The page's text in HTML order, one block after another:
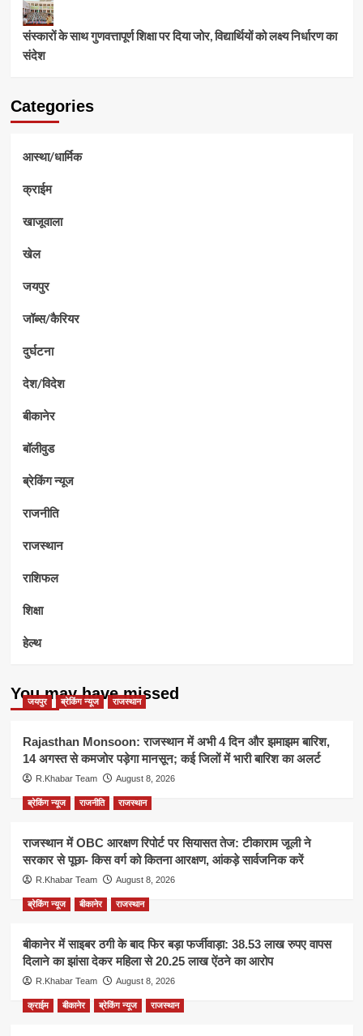
संस्कारों के साथ गुणवत्तापूर्ण शिक्षा पर दिया जोर, विद्यार्थियों को लक्ष्य निर्धारण का
संदेश
Categories
आस्था/धार्मिक
क्राईम
खाजूवाला
खेल
जयपुर
जॉब्स/कैरियर
दुर्घटना
देश/विदेश
बीकानेर
बॉलीवुड
ब्रेकिंग न्यूज
राजनीति
राजस्थान
राशिफल
शिक्षा
हेल्थ
You may have missed
जयपुर ब्रेकिंग न्यूज राजस्थान
Rajasthan Monsoon: राजस्थान में अभी 4 दिन और झमाझम बारिश,
14 अगस्त से कमजोर पड़ेगा मानसून; कई जिलों में भारी बारिश का अलर्ट
R.Khabar Team August 8, 2026
ब्रेकिंग न्यूज राजनीति राजस्थान
राजस्थान में OBC आरक्षण रिपोर्ट पर सियासत तेज: टीकाराम जूली ने
सरकार से पूछा- किस वर्ग को कितना आरक्षण, आंकड़े सार्वजनिक करें
R.Khabar Team August 8, 2026
ब्रेकिंग न्यूज बीकानेर राजस्थान
बीकानेर में साइबर ठगी के बाद फिर बड़ा फर्जीवाड़ा: 38.53 लाख रुपए वापस
दिलाने का झांसा देकर महिला से 20.25 लाख ऐंठने का आरोप
R.Khabar Team August 8, 2026
क्राईम बीकानेर ब्रेकिंग न्यूज राजस्थान